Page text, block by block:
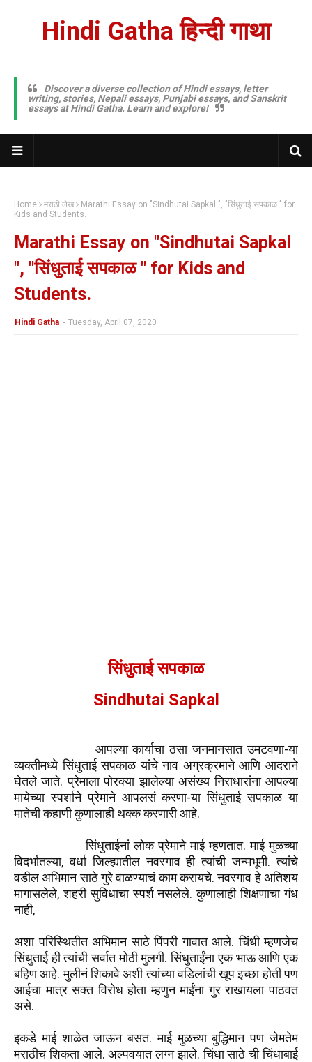
Hindi Gatha हिन्दी गाथा
Discover a diverse collection of Hindi essays, letter
writing, stories, Nepali essays, Punjabi essays, and Sanskrit
essays at Hindi Gatha. Learn and explore!
Home मराठी लेख
Marathi Essay on "Sindhutai Sapkal ", "सिंधुताई सपकाळ " for
Kids and Students.
Marathi Essay on "Sindhutai Sapkal
", "सिंधुताई सपकाळ " for Kids and
Students.
Hindi Gatha - Tuesday, April 07, 2020
सिंधुताई सपकाळ
Sindhutai Sapkal
आपल्या कार्याचा ठसा जनमानसात उमटवणा-या
व्यक्तीमध्ये सिंधुताई सपकाळ यांचे नाव अग्रक्रमाने आणि आदराने
घेतले जाते. प्रेमाला पोरक्या झालेल्या असंख्य निराधारांना आपल्या
मायेच्या स्पर्शाने प्रेमाने आपलसं करणा-या सिंधुताई सपकाळ या
मातेची कहाणीकुणालाही थक्क करणारी आहे.
सिंधुताईनां लोक प्रेमाने माई म्हणतात. माई मुळच्या
विदर्भातल्या, वर्धा जिल्ह्यातील नवरगाव ही त्यांची जन्मभूमी. त्यांचे
वडील अभिमान साठे गुरे वाळण्याचं काम करायचे. नवरगाव हे अतिशय
मागासलेले, शहरी सुविधाचा स्पर्श नसलेले. कुणालाही शिक्षणाचा गंध
नाही,
अशा परिस्थितीत अभिमान साठे पिंपरी गावात आले. चिंधी म्हणजेच
सिंधुताई ही त्यांची सर्वात मोठी मुलगी. सिंधुताईंना एक भाऊ आणि एक
बहिण आहे. मुलीनं शिकावे अशी त्यांच्या वडिलांची खूप इच्छा होती पण
आईचा मात्र सक्त विरोध होता म्हणुन माईंना गुर राखायला पाठवत
असे.
इकडे माई शाळेत जाऊन बसत. माई मुळच्या बुद्धिमान पण जेमतेम
मराठीच शिकता आले. अल्पवयात लग्न झाले. चिंधा साठे ची चिंधाबाई